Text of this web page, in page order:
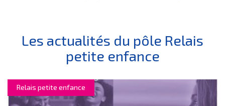
Les actualités du pôle Relais
petite enfance
Relais petite enfance